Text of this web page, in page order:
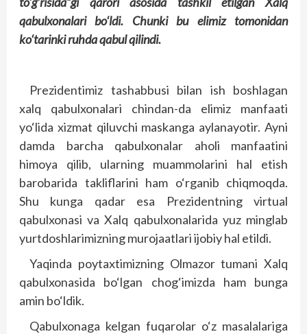
qabulxonalari bo‘ldi. Chunki bu elimiz tomonidan
ko‘tarinki ruhda qabul qilindi.
Prezidentimiz tashabbusi bilan ish boshlagan
xalq qabulxonalari chindan-da elimiz manfaati
yo‘lida xizmat qiluvchi maskanga aylanayotir. Ayni
damda barcha qabulxonalar aholi manfaatini
himoya qilib, ularning muammolarini hal etish
barobarida takliflarini ham o‘rganib chiqmoqda.
Shu kunga qadar esa Prezidentning virtual
qabulxonasi va Xalq qabulxonalarida yuz minglab
yurtdoshlarimizning murojaatlari ijobiy hal etildi.
Yaqinda poytaxtimizning Olmazor tumani Xalq
qabulxonasida bo‘lgan chog‘imizda ham bunga
amin bo‘ldik.
Qabulxonaga kelgan fuqarolar o‘z masalalariga